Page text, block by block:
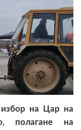
на Цар на
полагане на